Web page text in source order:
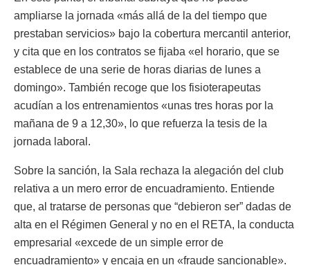
ampliarse la jornada «más allá de la del tiempo que
prestaban servicios» bajo la cobertura mercantil anterior,
y cita que en los contratos se fijaba «el horario, que se
establece de una serie de horas diarias de lunes a
domingo». También recoge que los fisioterapeutas
acudían a los entrenamientos «unas tres horas por la
mañana de 9 a 12,30», lo que refuerza la tesis de la
jornada laboral.
Sobre la sanción, la Sala rechaza la alegación del club
relativa a un mero error de encuadramiento. Entiende
que, al tratarse de personas que “debieron ser” dadas de
alta en el Régimen General y no en el RETA, la conducta
empresarial «excede de un simple error de
encuadramiento» y encaja en un «fraude sancionable».